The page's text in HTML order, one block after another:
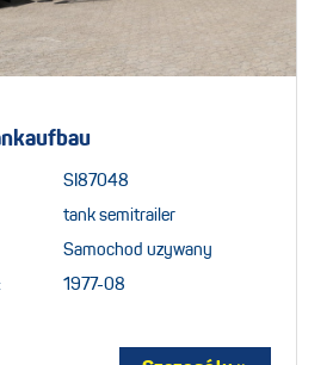
SI87048
tank semitrailer
Samochod uzywany
1977-08